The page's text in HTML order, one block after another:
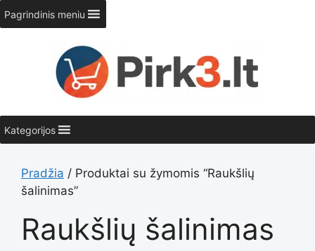
Pereiti
prie
turinio
Pagrindinis meniu
Kategorijos
Pradžia / Produktai su žymomis “Raukšlių
šalinimas”
Raukšlių šalinimas